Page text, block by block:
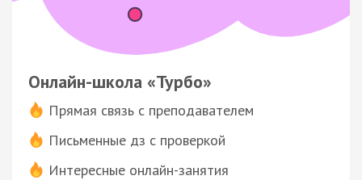
Онлайн-школа «Турбо»
Прямая связь с преподавателем
Письменные дз с проверкой
Интересные онлайн-занятия